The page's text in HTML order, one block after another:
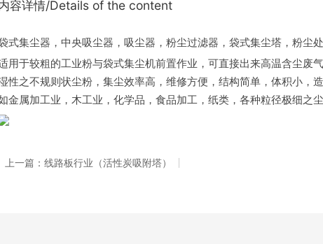
容详情/Details of the content
式集尘器，中央吸尘器，吸尘器，粉尘过滤器，袋式集尘塔，粉尘处
用于较粗的工业粉与袋式集尘机前置作业，可直接出来高温含尘废
性之不规则状尘粉，集尘效率高，维修方便，结构简单，体积小，
金属加工业，木工业，化学品，食品加工，纸类，各种粒径极细之
上一篇：线路板行业（活性炭吸附塔）